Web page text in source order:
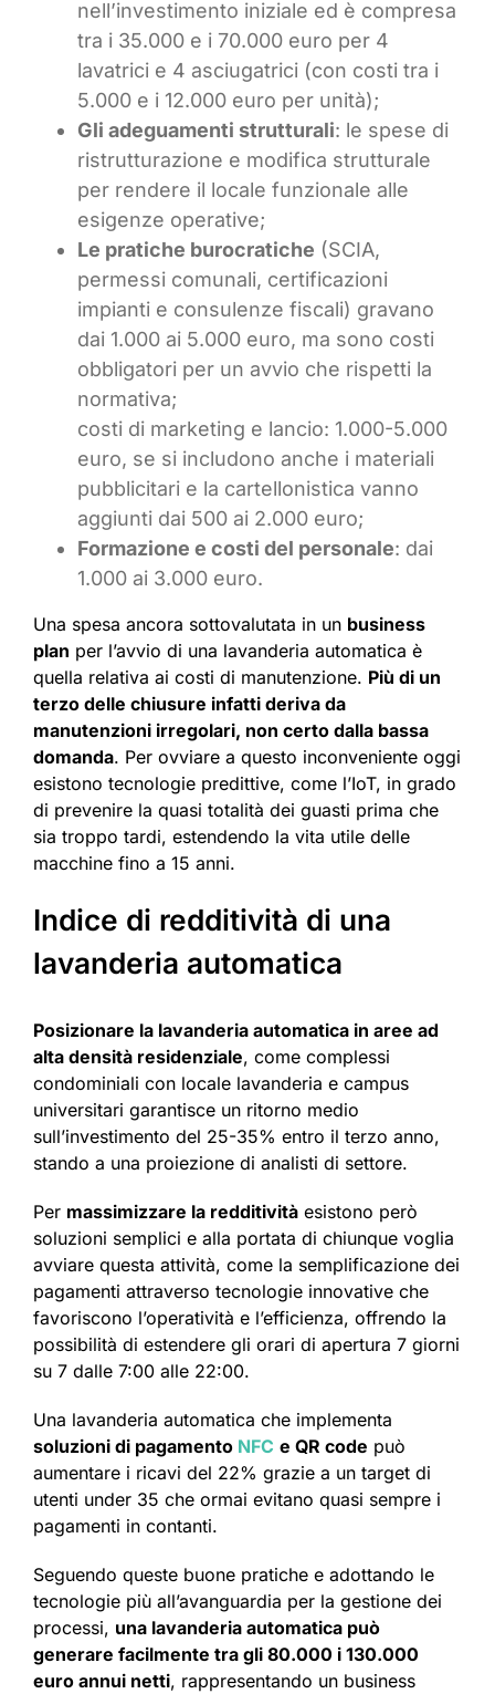
nell’investimento iniziale ed è compresa
tra i 35.000 e i 70.000 euro per 4
lavatrici e 4 asciugatrici (con costi tra i
5.000 e i 12.000 euro per unità);
Gli adeguamenti strutturali: le spese di
ristrutturazione e modifica strutturale
per rendere il locale funzionale alle
esigenze operative;
Le pratiche burocratiche (SCIA,
permessi comunali, certificazioni
impianti e consulenze fiscali) gravano
dai 1.000 ai 5.000 euro, ma sono costi
obbligatori per un avvio che rispetti la
normativa;
costi di marketing e lancio: 1.000-5.000
euro, se si includono anche i materiali
pubblicitari e la cartellonistica vanno
aggiunti dai 500 ai 2.000 euro;
Formazione e costi del personale: dai
1.000 ai 3.000 euro.
Una spesa ancora sottovalutata in un business
plan per l’avvio di una lavanderia automatica è
quella relativa ai costi di manutenzione. Più di un
terzo delle chiusure infatti deriva da
manutenzioni irregolari, non certo dalla bassa
domanda. Per ovviare a questo inconveniente oggi
esistono tecnologie predittive, come l’IoT, in grado
di prevenire la quasi totalità dei guasti prima che
sia troppo tardi, estendendo la vita utile delle
macchine fino a 15 anni.
Indice di redditività di una
lavanderia automatica
Posizionare la lavanderia automatica in aree ad
alta densità residenziale, come complessi
condominiali con locale lavanderia e campus
universitari garantisce un ritorno medio
sull’investimento del 25-35% entro il terzo anno,
stando a una proiezione di analisti di settore.
Per massimizzare la redditività esistono però
soluzioni semplici e alla portata di chiunque voglia
avviare questa attività, come la semplificazione dei
pagamenti attraverso tecnologie innovative che
favoriscono l’operatività e l’efficienza, offrendo la
possibilità di estendere gli orari di apertura 7 giorni
su 7 dalle 7:00 alle 22:00.
Una lavanderia automatica che implementa
soluzioni di pagamento NFC e QR code può
aumentare i ricavi del 22% grazie a un target di
utenti under 35 che ormai evitano quasi sempre i
pagamenti in contanti.
Seguendo queste buone pratiche e adottando le
tecnologie più all’avanguardia per la gestione dei
processi, una lavanderia automatica può
generare facilmente tra gli 80.000 i 130.000
euro annui netti, rappresentando un business